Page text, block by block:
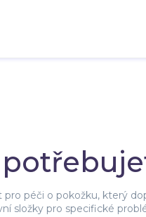
pro péči o pokožku, který
složky pro specifické